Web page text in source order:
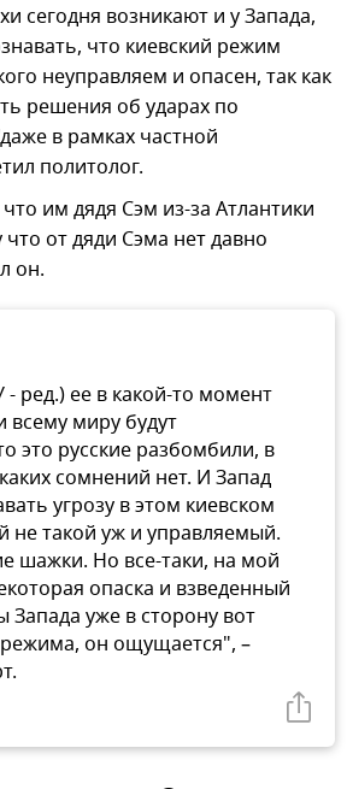
сегодня возникают и у Запада,
что киевский режим
неуправляем и опасен, так как
решения об ударах по
в рамках частной
политолог.
им дядя Сэм из-за Атлантики
от дяди Сэма нет давно
он.
ред.) ее в какой-то момент
всему миру будут
это русские разбомбили, в
сомнений нет. И Запад
угрозу в этом киевском
не такой уж и управляемый.
шажки. Но все-таки, на мой
опаска и взведенный
Запада уже в сторону вот
режима, он ощущается", –